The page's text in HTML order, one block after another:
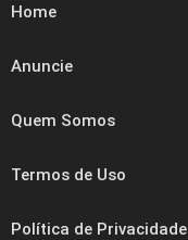
Home
Anuncie
Quem Somos
Termos de Uso
Política de Privacidade